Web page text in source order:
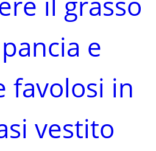
e
favolosi in
vestito